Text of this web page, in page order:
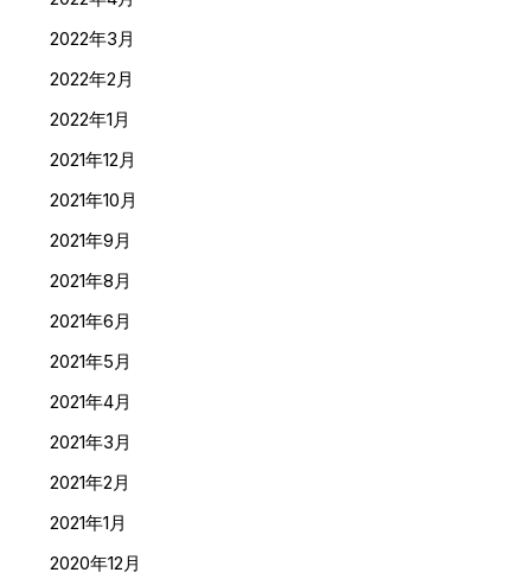
2022年3月
2022年2月
2022年1月
2021年12月
2021年10月
2021年9月
2021年8月
2021年6月
2021年5月
2021年4月
2021年3月
2021年2月
2021年1月
2020年12月